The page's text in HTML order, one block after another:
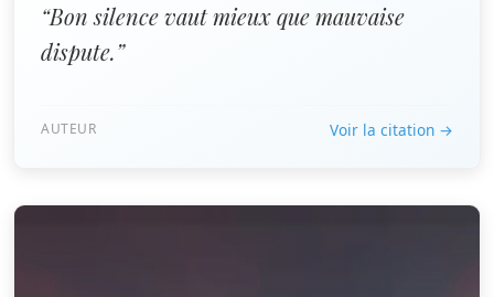
“Bon silence vaut mieux que mauvaise
dispute.”
AUTEUR Voir la citation →